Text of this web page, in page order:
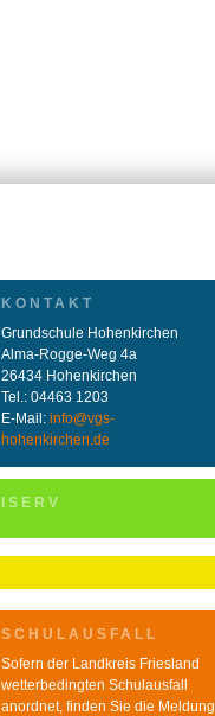
KONTAKT
Grundschule Hohenkirchen
Alma-Rogge-Weg 4a
26434 Hohenkirchen
Tel.: 04463 1203
E-Mail:info@vgs-
hohenkirchen.de
ISERV
SCHULAUSFALL
Sofern der Landkreis Friesland
wetterbedingten Schulausfall
anordnet, finden Sie die Meldung